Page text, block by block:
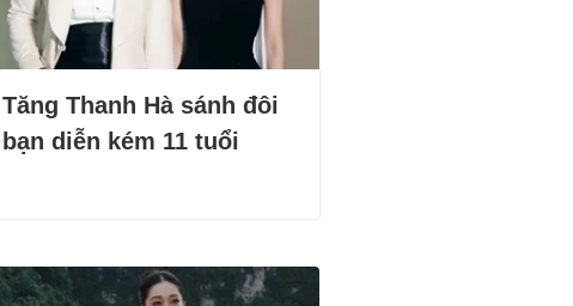
Tăng Thanh Hà sánh đôi
bạn diễn kém 11 tuổi